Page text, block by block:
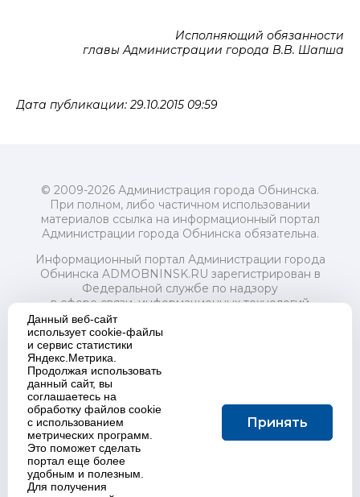
Исполняющий обязанности
главы Администрации города В.В. Шапша
Дата публикации: 29.10.2015 09:59
© 2009-2026 Администрация города Обнинска.
При полном, либо частичном использовании
материалов ссылка на информационный портал
Администрации города Обнинска обязательна.
Информационный портал Администрации города
Обнинска ADMOBNINSK.RU зарегистрирован в
Федеральной службе по надзору
в сфере связи, информационных технологий
и массовых коммуникаций (Роскомнадзор) 24 июля
2018 года.
Свидетельство о регистрации Эл № ФС77-73321
Учредитель: Администрация (исполнительно-
распорядительный орган) городского округа "Город
Обнинск". Главный редактор: Байкова Е.А.
Адрес электронной почты Редакции:
redactor@admobninsk.ru
Телефон Редакции: +7 (484) 395-85-85
Настоящий ресурс содержит материалы 18+
Политика в отношении обработки персональных
Данный веб-сайт
использует cookie-файлы
и сервис статистики
Яндекс.Метрика.
Продолжая использовать
данный сайт, вы
соглашаетесь на
обработку файлов cookie
с использованием
метрических программ.
Это поможет сделать
портал еще более
удобным и полезным.
Для получения
Принять